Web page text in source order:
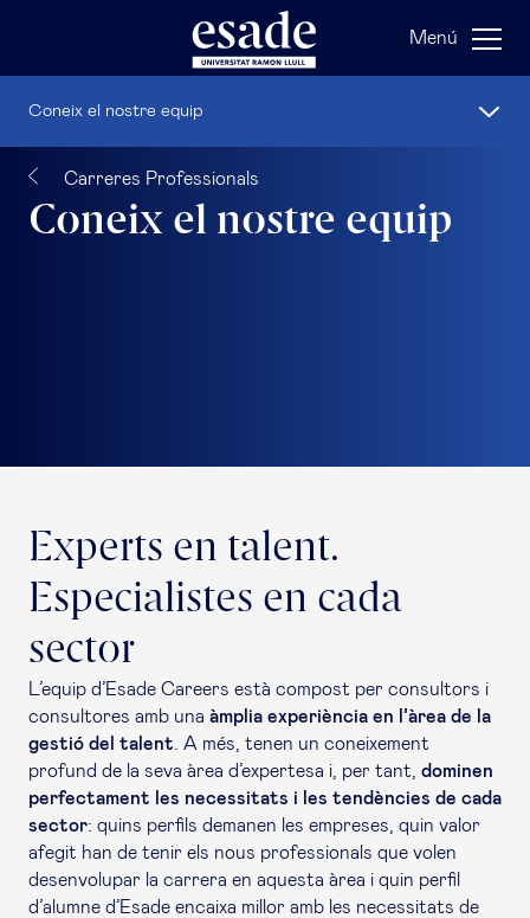
Menú
Carreres Professionals
Coneix el nostre equip
Coneix el nostre equip
Experts en talent.
Especialistes en cada
sector
L’equip d’Esade Careers està compost per consultors i
consultores amb una àmplia experiència en l’àrea de la
gestió del talent . A més, tenen un coneixement
profund de la seva àrea d’expertesa i, per tant, dominen
perfectament les necessitats i les tendències de cada
sector: quins perfils demanen les empreses, quin valor
afegit han de tenir els nous professionals que volen
desenvolupar la carrera en aquesta àrea i quin perfil
d’alumne d’Esade encaixa millor amb les necessitats de